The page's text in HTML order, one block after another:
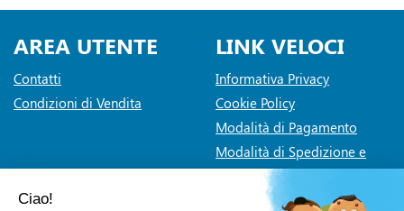
AREA UTENTE
Contatti
Condizioni di Vendita
LINK VELOCI
Informativa Privacy
Cookie Policy
Modalità di Pagamento
Modalità di Spedizione e
Dichiarazione di accessibilità